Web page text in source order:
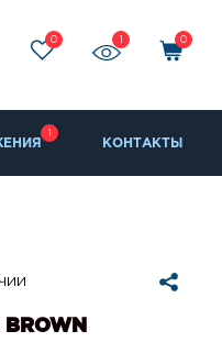
0 0
КОНТАКТЫ